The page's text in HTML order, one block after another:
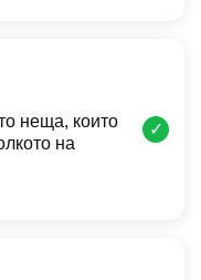
неща, които
на
✓